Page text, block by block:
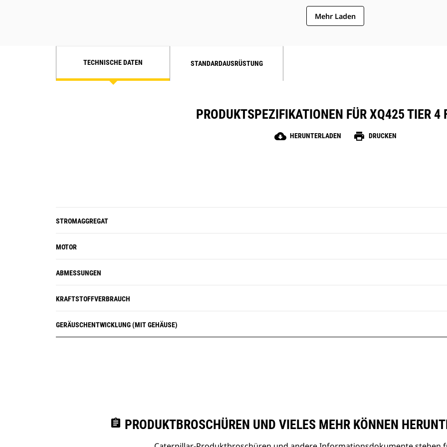
Mehr Laden
TECHNISCHE DATEN STANDARDAUSRÜSTUNG
PRODUKTSPEZIFIKATIONEN FÜR XQ425 TIER 4
cloud_download HERUNTERLADEN print DRUCKEN
STROMAGGREGAT
MOTOR
ABMESSUNGEN
KRAFTSTOFFVERBRAUCH
GERÄUSCHENTWICKLUNG (MIT GEHÄUSE)
assignment PRODUKTBROSCHÜREN UND VIELES MEHR KÖNNEN